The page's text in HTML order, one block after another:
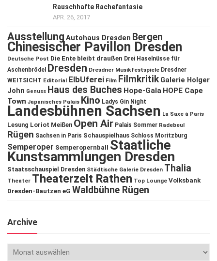
Rauschhafte Rachefantasie
APR. 26, 2017
Ausstellung Autohaus Dresden Bergen
Chinesischer Pavillon Dresden
Deutsche Post Die Ente bleibt draußen Drei Haselnüsse für
Aschenbrödel
Dresden Dresdner Musikfestspiele Dresdner
WEITSICHT Editorial ElbUferei Film Filmkritik Galerie Holger
John Genuss Haus des Buches Hope-Gala HOPE Cape
Town Japanisches Palais Kino Ladys Gin Night
Landesbühnen Sachsen La Saxe à Paris
Lesung Loriot Meißen Open Air Palais Sommer Radebeul
Rügen Sachsen in Paris Schauspielhaus Schloss Moritzburg
Semperoper Semperopernball Staatliche
Kunstsammlungen Dresden
Staatsschauspiel Dresden Städtische Galerie Dresden Thalia
Theater Theaterzelt Rathen Top Lounge Volksbank
Dresden-Bautzen eG Waldbühne Rügen
Archive